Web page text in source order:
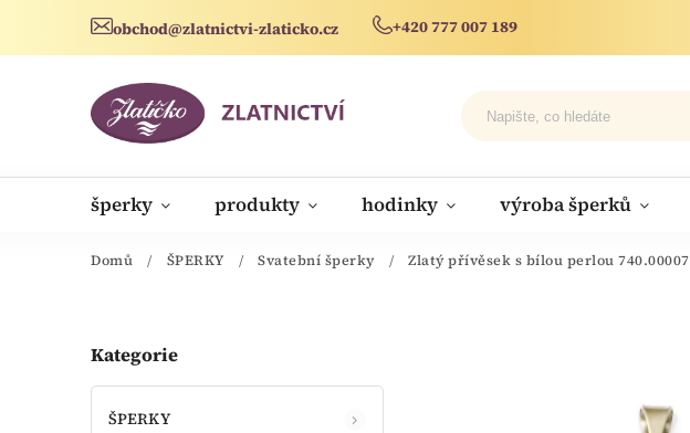
obchod@zlatnictvi-zlaticko.cz +420 777 007 189
šperky produkty hodinky výroba šperků
novinky
Domů / ŠPERKY / Svatební šperky / Zlatý přívěsek s bílou perlou 740.00007
Kategorie
ŠPERKY